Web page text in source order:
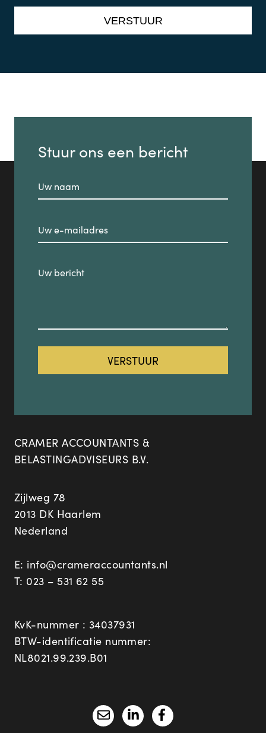
Stuur ons een bericht
CRAMER ACCOUNTANTS &
BELASTINGADVISEURS B.V.
Zijlweg 78
2013 DK Haarlem
Nederland
E: info@crameraccountants.nl
T: 023 – 531 62 55
KvK-nummer : 34037931
BTW-identificatie nummer:
NL8021.99.239.B01